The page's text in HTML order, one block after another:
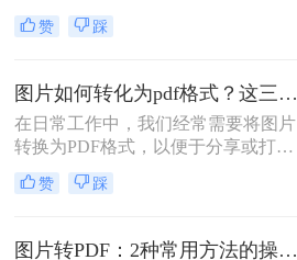
享、打印或归档。那么怎么把图片转
成pdf格式的文件呢？本文将介绍三种
方法都有其特点和适用场景，您可以
根据自己的需求选择最合适的方式。
赞 踩
图片如何转化为pdf格式？这三个实用指南收好！
在日常工作中，我们经常需要将图片
转换为PDF格式，以便于分享或打
印。那么图片如何转化为pdf格式呢？
本文将介绍三种将图片转化为PDF格
和适用场景，您可以根据自己的需求
赞 踩
图片转PDF：2种常用方法的操作步骤和格式保留设置！